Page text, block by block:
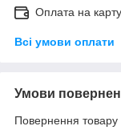
Оплата на
Всі умови оплати
Умови
Повернення товару